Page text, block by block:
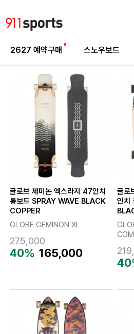
2627 예약구매 스노우보드
글로브 제미논 엑스라지 47인치
롱보드 SPRAY WAVE BLACK
COPPER
GLOBE GEMINON XL
275,000
40% 165,000
글로
인치